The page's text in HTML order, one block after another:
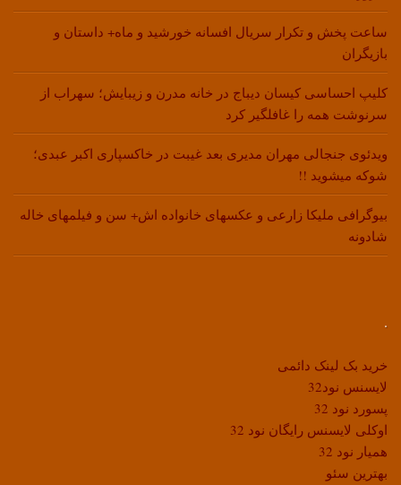
ساعت پخش و تکرار سریال افسانه خورشید و ماه+ داستان و
بازیگران
کلیپ احساسی کیسان دیباج در خانه مدرن و زیبایش؛ سهراب از
سرنوشت همه را غافلگیر کرد
ویدئوی جنجالی مهران مدیری بعد غیبت در خاکسپاری اکبر عبدی؛
شوکه میشوید !!
بیوگرافی ملیکا زارعی و عکسهای خانواده اش+ سن و فیلمهای خاله
شادونه
.
خرید بک لینک دائمی
لایسنس نود32
پسورد نود 32
اوکلی لایسنس رایگان نود 32
همیار نود 32
بهترین سئو